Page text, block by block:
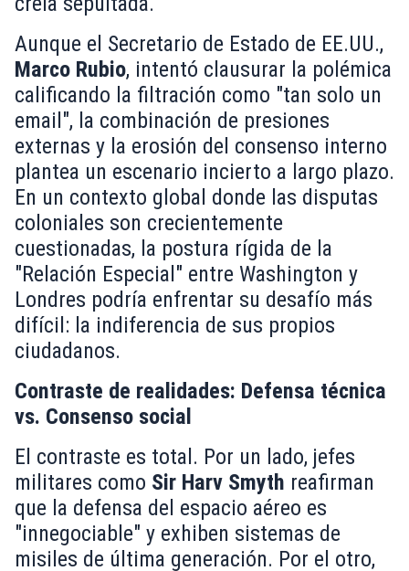
Aunque el Secretario de Estado de EE.UU.,
Marco Rubio, intentó clausurar la polémica
calificando la filtración como "tan solo un
email", la combinación de presiones
externas y la erosión del consenso interno
plantea un escenario incierto a largo plazo.
En un contexto global donde las disputas
coloniales son crecientemente
cuestionadas, la postura rígida de la
"Relación Especial" entre Washington y
Londres podría enfrentar su desafío más
difícil: la indiferencia de sus propios
ciudadanos.
Contraste de realidades: Defensa técnica
vs. Consenso social
El contraste es total. Por un lado, jefes
militares como Sir Harv Smyth reafirman
que la defensa del espacio aéreo es
"innegociable" y exhiben sistemas de
misiles de última generación. Por el otro,